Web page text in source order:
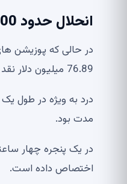
انحلال حدود 200 میلیون دلار
76.89 میلیون دلار نقد شدند.
مدت بود.
اختصاص داده است.